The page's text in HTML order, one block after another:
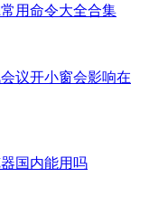
用命令大全合集
议开小窗会影响在
国内能用吗